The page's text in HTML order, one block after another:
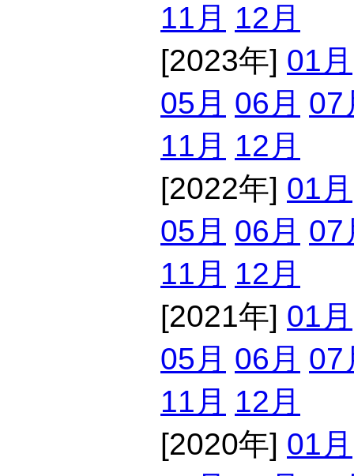
11月 12月
[2023年] 01月
05月 06月 07
11月 12月
[2022年] 01月
05月 06月 07
11月 12月
[2021年] 01月
05月 06月 07
11月 12月
[2020年] 01月